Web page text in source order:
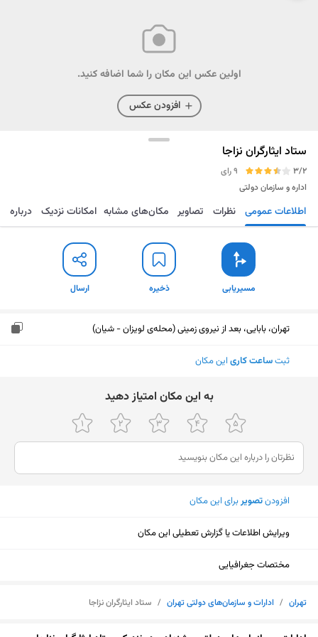
اولین عکس این مکان را شما اضافه کنید.
افزودن عکس
ستاد ایثارگران نزاجا
3/2
9 رای
اداره و سازمان دولتی
مسیریابی ذخیره ارسال اطلاعات عمومی نظرات تصاویر مکان‌های مشابه امکانات نزدیک درباره
مسیریابی ذخیره ارسال
تهران، بابایی، بعد از نیروی زمینی (محله‌ی لویزان - شیان)
ثبتساعت کاری این مکان
ﺑﻪ اﯾﻦ ﻣﮑﺎن اﻣﺘﯿﺎز دﻫﯿﺪ
افزودنتصویربرای این مکان
ویرایش اطلاعات یا گزارش تعطیلی این مکان
مختصات جغرافیایی
تهران / ادارات و سازمان‌های دولتی تهران / ستاد ایثارگران نزاجا